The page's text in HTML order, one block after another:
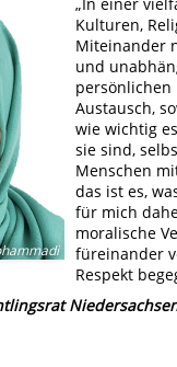
„In einer
Kulturen,
Miteinander
und
persönlichen
Austausch,
wie wichtig
sie sind,
Menschen
das ist es,
für mich
moralische
füreinander
Respekt